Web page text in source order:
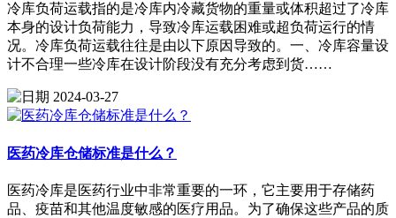
冷库负荷运载指的是冷库内冷藏货物的重量或体积超过了冷库
本身的设计负荷能力，导致冷库运载困难或超负荷运行的情
况。冷库负荷运载往往是由以下原因导致的。一、冷库容量设
计不合理一些冷库在设计阶段没有充分考虑到货……
2024-03-27
医药冷库仓储标准是什么？
医药冷库是医药行业中非常重要的一环，它主要用于存储药
品、疫苗和其他温度敏感的医疗用品。为了确保这些产品的质